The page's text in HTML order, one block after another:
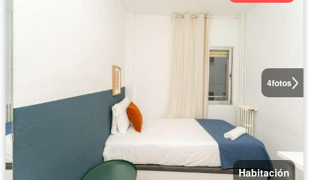
4fotos
Habitación